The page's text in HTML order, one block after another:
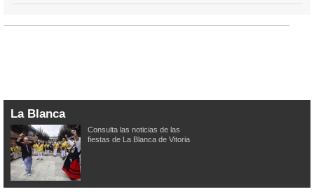
La Blanca
Consulta las noticias de las
fiestas de La Blanca de Vitoria